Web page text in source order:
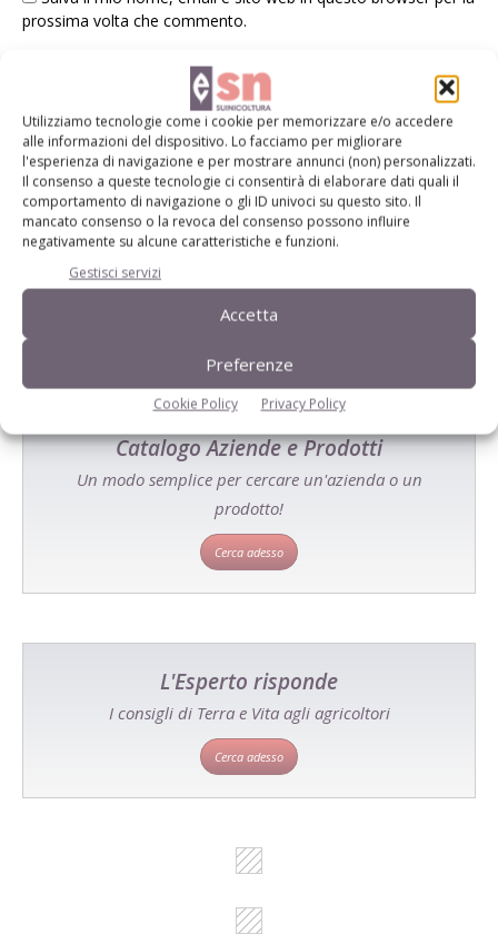
Utilizziamo tecnologie come i cookie per memorizzare e/o accedere
alle informazioni del dispositivo. Lo facciamo per migliorare
l'esperienza di navigazione e per mostrare annunci (non) personalizzati.
Il consenso a queste tecnologie ci consentirà di elaborare dati quali il
comportamento di navigazione o gli ID univoci su questo sito. Il
mancato consenso o la revoca del consenso possono influire
negativamente su alcune caratteristiche e funzioni.
Gestisci servizi
Accetta
Preferenze
Cookie Policy Privacy Policy
prossima volta che commento.
E-magazine
Tecniche, prodotti e servizi dalle aziende
Catalogo Aziende e Prodotti
Un modo semplice per cercare un'azienda o un
prodotto!
Cerca adesso
L'Esperto risponde
I consigli di Terra e Vita agli agricoltori
Cerca adesso